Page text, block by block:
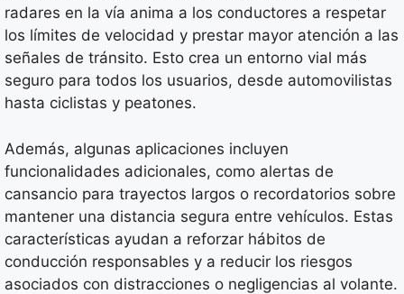
radares en la vía anima a los conductores a respetar
los límites de velocidad y prestar mayor atención a las
señales de tránsito. Esto crea un entorno vial más
seguro para todos los usuarios, desde automovilistas
hasta ciclistas y peatones.
Además, algunas aplicaciones incluyen
funcionalidades adicionales, como alertas de
cansancio para trayectos largos o recordatorios sobre
mantener una distancia segura entre vehículos. Estas
características ayudan a reforzar hábitos de
conducción responsables y a reducir los riesgos
asociados con distracciones o negligencias al volante.